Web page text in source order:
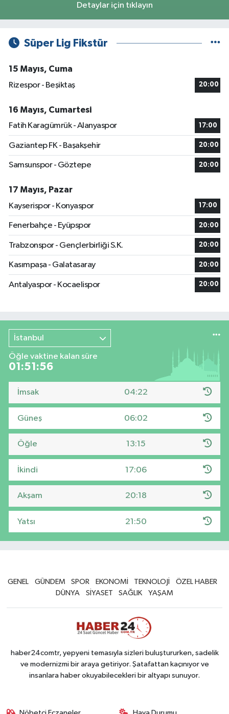
Detaylar için tıklayın
Süper Lig Fikstür
15 Mayıs, Cuma
Rizespor - Beşiktaş
20:00
16 Mayıs, Cumartesi
Fatih Karagümrük - Alanyaspor
17:00
Gaziantep FK - Başakşehir 20:00
Samsunspor - Göztepe 20:00
17 Mayıs, Pazar
Kayserispor - Konyaspor
17:00
Fenerbahçe - Eyüpspor 20:00
Trabzonspor - Gençlerbirliği S.K. 20:00
Kasımpaşa - Galatasaray 20:00
Antalyaspor - Kocaelispor 20:00
İstanbul
Öğle vaktine kalan süre
01:51:55
İmsak 04:22
Güneş 06:02
Öğle 13:15
İkindi 17:06
Akşam 20:18
Yatsı 21:50
GENEL GÜNDEM SPOR EKONOMİ TEKNOLOJİ
ÖZEL HABER
DÜNYA
SİYASET SAĞLIK YAŞAM
haber24comtr, yepyeni temasıyla sizleri buluştururken, sadelik
ve modernizmi bir araya getiriyor. Şatafattan kaçınıyor ve
insanlara haber okuyabilecekleri bir altyapı sunuyor.
Nöbetçi Eczaneler Hava Durumu